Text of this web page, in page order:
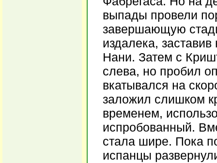
выпады провели
завершающую
издалека,
Нани. Затем с
слева, но пробил
вкатывался на
заложил слишком
временем,
испробованный.
стала шире. Пока
испанцы